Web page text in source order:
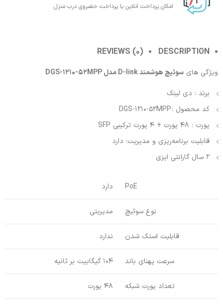
امکان پرداخت انلاین یا پرداخت حضروی درب منزل
DESCRIPTION
REVIEWS (0)
ویژگی های سوئیچ هوشمند D-link مدل DGS-1210-52MPP
برند : دی لینک
کد محصول : DGS-1210-52MPP
پورت : 48 پورت + 4 پورت ترکیبی SFP
قابلیت برنامه‌ریزی و مدیریت: دارد
2 سال گارانتی ایزی
PoE دارد
نوع سوئیچ مدیریتی
قابلیت استک شدن ندارد
سرعت پهنای باند 104 گیگابیت بر ثانیه
تعداد پورت شبکه 48 پورت